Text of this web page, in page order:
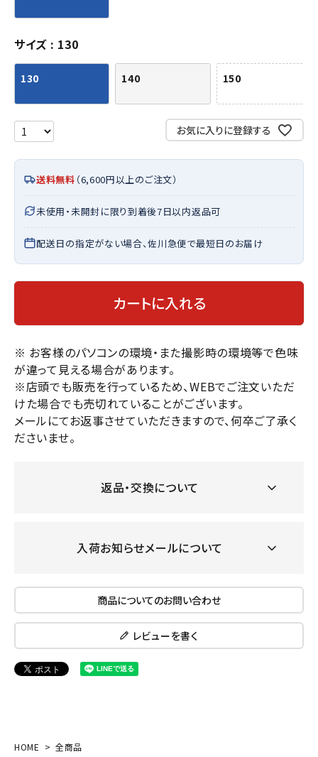
サイズ 130
130 140 150
お気に入りに登録する
送料無料 （6,600円以上のご注文）
未使用・未開封に限り到着後7日以内返品可
配送日の指定がない場合、佐川急便で最短日のお届け
カートに入れる
※ お客様のパソコンの環境・また撮影時の環境等で色味
が違って見える場合があります。
※店頭でも販売を行っているため、WEBでご注文いただ
けた場合でも売切れていることがございます。
メールにてお返事させていただきますので、何卒ご了承く
ださいませ。
返品・交換について
入荷お知らせメールについて
商品についてのお問い合わせ
レビューを書く
HOME
全商品